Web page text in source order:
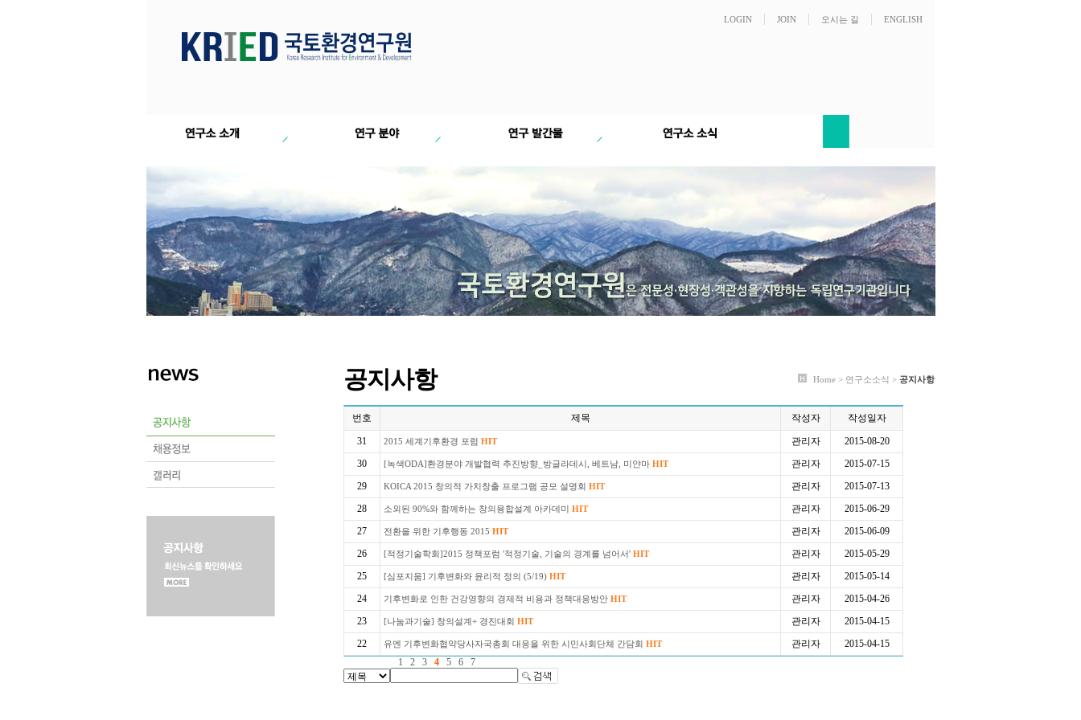
LOGIN JOIN 오시는 길 ENGLISH
Home > 연구소소식 > 공지사항
공지사항
번호 제목 작성자 작성일자
31 2015 세계기후환경 포럼 HIT 관리자
2015-08-20
30
[녹색ODA]환경분야 개발협력 추진방향_방글라데시, 베트남, 미얀마 HIT 관리자
2015-07-15
29
KOICA 2015 창의적 가치창출 프로그램 공모 설명회 HIT 관리자
2015-07-13
28
소외된 90%와 함께하는 창의융합설계 아카데미 HIT 관리자
2015-06-29
27
전환을 위한 기후행동 2015 HIT 관리자
2015-06-09
26
[적정기술학회]2015 정책포럼 '적정기술, 기술의 경계를 넘어서' HIT 관리자
2015-05-29
25
[심포지움] 기후변화와 윤리적 정의 (5/19) HIT 관리자
2015-05-14
24
기후변화로 인한 건강영향의 경제적 비용과 정책대응방안 HIT 관리자
2015-04-26
23
[나눔과기술] 창의설계+ 경진대회 HIT 관리자
2015-04-15
22
유엔 기후변화협약당사자국총회 대응을 위한 시민사회단체 간담회 HIT 관리자
2015-04-15
1
2 3 4 5 6 7